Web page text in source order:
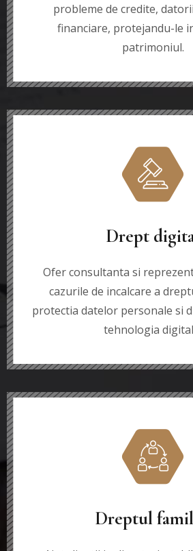
probleme de credite,
financiare, protejandu-le
patrimoniul.
Drept
Ofer consultanta si
cazurile de incalcare a
protectia datelor personale si
tehnologia
Dreptul